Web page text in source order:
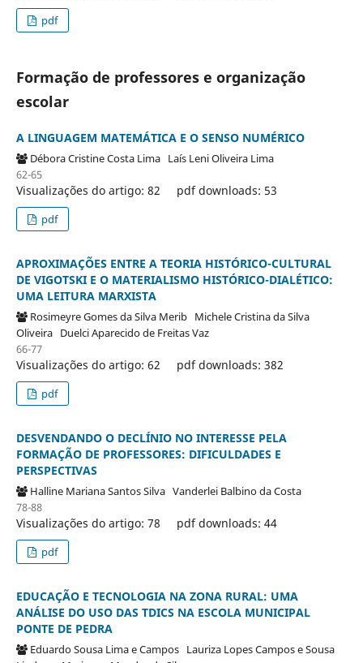
pdf
Formação de professores e organização
escolar
A LINGUAGEM MATEMÁTICA E O SENSO NUMÉRICO
Débora Cristine Costa Lima Laís Leni Oliveira Lima
62-65
Visualizações do artigo: 82 pdf downloads: 53
pdf
APROXIMAÇÕES ENTRE A TEORIA HISTÓRICO-CULTURAL
DE VIGOTSKI E O MATERIALISMO HISTÓRICO-DIALÉTICO:
UMA LEITURA MARXISTA
Rosimeyre Gomes da Silva Merib Michele Cristina da Silva
Oliveira Duelci Aparecido de Freitas Vaz
66-77
Visualizações do artigo: 62 pdf downloads: 382
pdf
DESVENDANDO O DECLÍNIO NO INTERESSE PELA
FORMAÇÃO DE PROFESSORES: DIFICULDADES E
PERSPECTIVAS
Halline Mariana Santos Silva Vanderlei Balbino da Costa
78-88
Visualizações do artigo: 78 pdf downloads: 44
pdf
EDUCAÇÃO E TECNOLOGIA NA ZONA RURAL: UMA
ANÁLISE DO USO DAS TDICS NA ESCOLA MUNICIPAL
PONTE DE PEDRA
Eduardo Sousa Lima e Campos Lauriza Lopes Campos e Sousa